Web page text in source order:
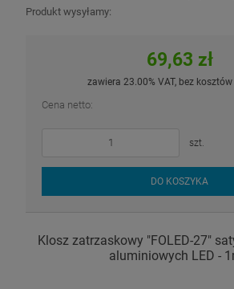
Produkt wysyłamy:
69,63 zł
zawiera 23.00% VAT, bez
Cena netto:
szt.
DO KOSZYKA
Klosz zatrzaskowy "FOLED-27"
aluminiowych LED -